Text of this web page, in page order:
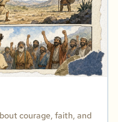
courage, faith, and